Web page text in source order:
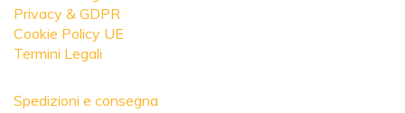
Privacy & GDPR
Cookie Policy UE
Termini Legali
Spedizioni e consegna